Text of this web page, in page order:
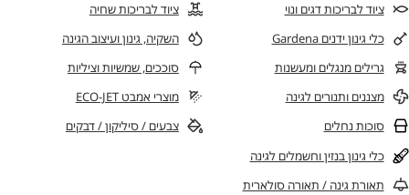
ציוד לבריכות דגים ונוי
כלי גינון ידנים Gardena
גרילים מנגלים ומעשנות
מצננים ותנורים לגינה
סוכות נחלים
ציוד לבריכות שחיה
השקיה, גינון ועיצוב הגינה
סוככים, שמשיות וציליות
מוצרי אמבט ECO-JET
צבעים / סיליקון / דבקים
כלי גינון בנזין וחשמלים לגינה
תאורת גינה / תאורה סולארית